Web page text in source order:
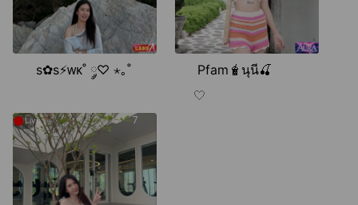
s✿s⚡️ᴡᴋ˚ ༘♡ ⋆｡˚
Pfam🧋นุนี🍒
🤍
7
●Live